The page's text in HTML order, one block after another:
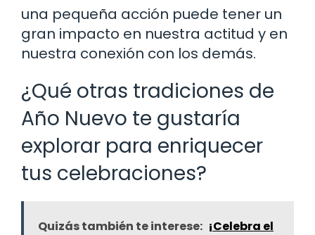
una pequeña acción puede tener un
gran impacto en nuestra actitud y en
nuestra conexión con los demás.
¿Qué otras tradiciones de
Año Nuevo te gustaría
explorar para enriquecer
tus celebraciones?
Quizás también te interese: ¡Celebra el